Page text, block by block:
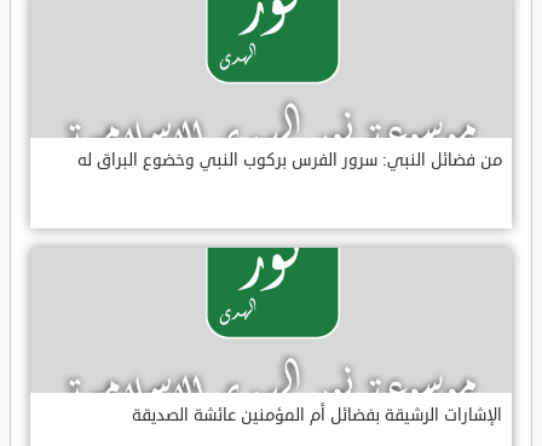
من فضائل النبي: سرور الفرس بركوب النبي وخضوع البراق له
الإشارات الرشيقة بفضائل أم المؤمنين عائشة الصديقة